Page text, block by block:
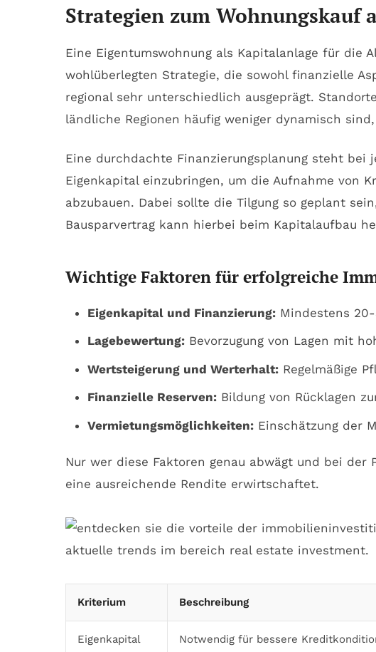
Strategien zum
Eine Eigentumswohnung als Kapitalanlage für die
wohlüberlegten Strategie, die sowohl finanzielle
regional sehr unterschiedlich ausgeprägt.
ländliche Regionen häufig weniger dynamisch
Eine durchdachte Finanzierungsplanung steht
Eigenkapital einzubringen, um die Aufnahme von
abzubauen. Dabei sollte die Tilgung so geplant
Bausparvertrag kann hierbei beim Kapitalaufbau
Wichtige Faktoren für erfolgreiche
Eigenkapital und Finanzierung:Mindestens 20-
Lagebewertung:Bevorzugung von Lagen mit
Wertsteigerung und Werterhalt:Regelmäßige
Finanzielle Reserven:Bildung von Rücklagen
Vermietungsmöglichkeiten:Einschätzung der
Nur wer diese Faktoren genau abwägt und bei
eine ausreichende Rendite erwirtschaftet.
Kriterium Beschreibung
Eigenkapital Notwendig für bessere